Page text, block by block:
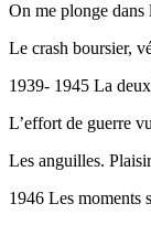
On me plonge dans
Le crash boursier,
1939- 1945 La
L’effort de guerre
Les anguilles.
1946 Les moments